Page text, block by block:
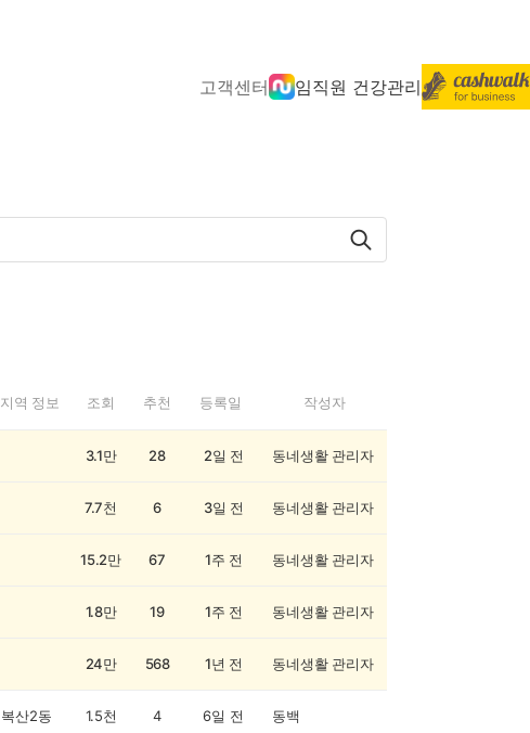
고객센터 임직원 건강관리
지역 정보 조회 추천 등록일 작성자
3.1만 28 2일 전 동네생활 관리자
7.7천 6 3일 전 동네생활 관리자
15.2만 67 1주 전 동네생활 관리자
1.8만 19 1주 전 동네생활 관리자
24만 568 1년 전 동네생활 관리자
복산2동 1.5천 4 6일 전 동백